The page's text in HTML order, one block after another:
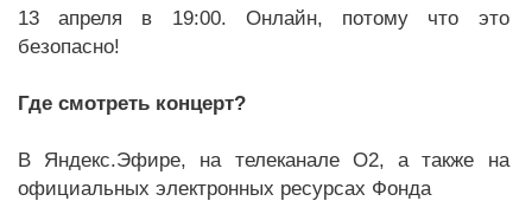
13 апреля в 19:00. Онлайн, потому что это
безопасно!
Где смотреть концерт?
В Яндекс.Эфире, на телеканале О2, а также на
официальных электронных ресурсах Фонда